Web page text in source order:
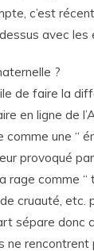
c’est
avec les
?
de faire la
en ligne de
comme une “
provoqué
rage comme
cruauté, etc.
sépare donc
ne